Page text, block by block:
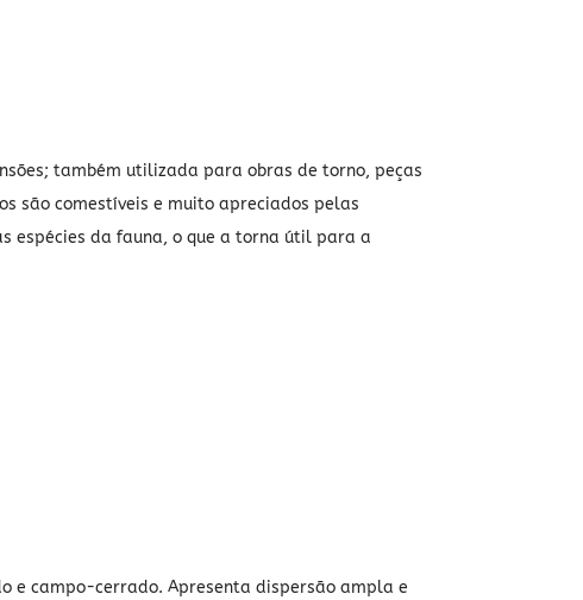
também utilizada para obras de torno, peças
são comestíveis e muito apreciados pelas
espécies da fauna, o que a torna útil para a
e campo-cerrado. Apresenta dispersão ampla e